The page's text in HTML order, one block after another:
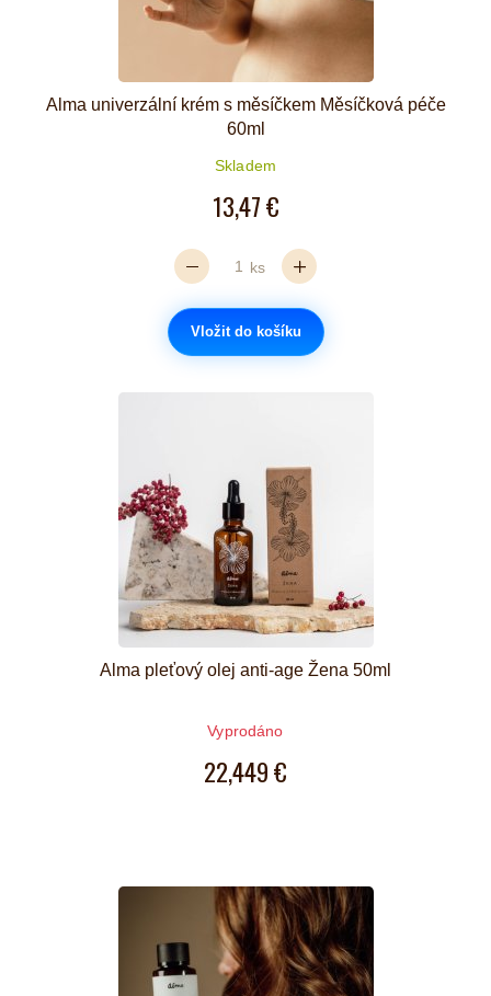
Alma univerzální krém s měsíčkem Měsíčková péče
60ml
Skladem
13,47 €
ks
Vložit do košíku
Alma pleťový olej anti-age Žena 50ml
Vyprodáno
22,449 €